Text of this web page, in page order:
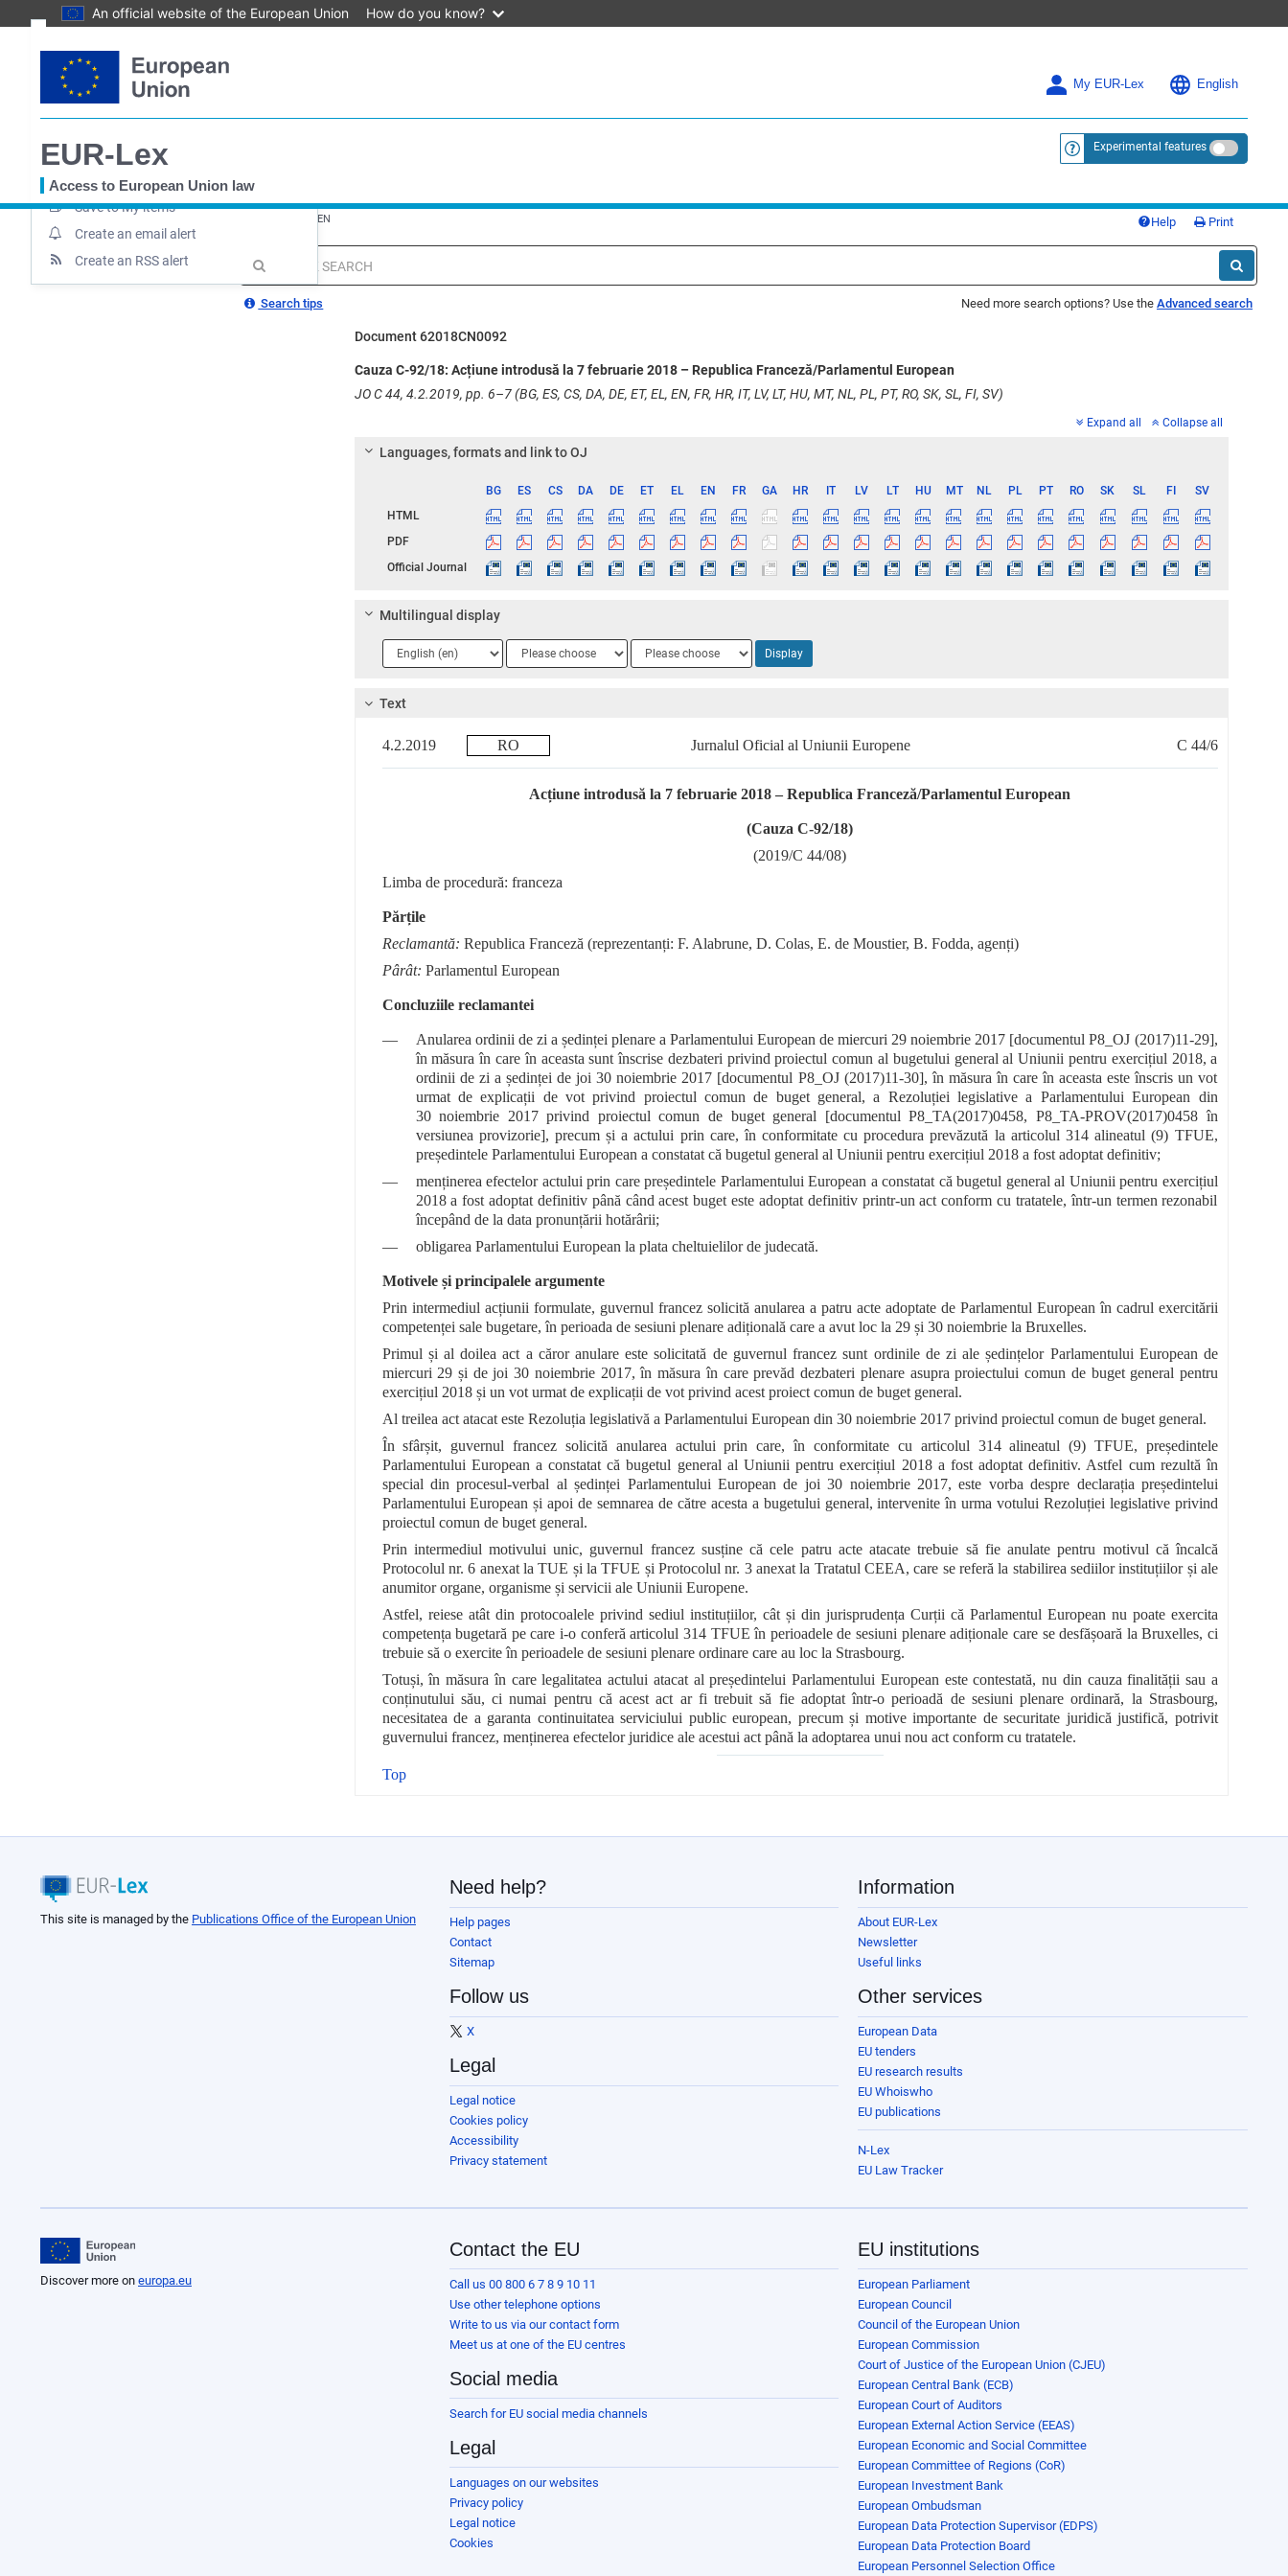
An official website of the European Union How do you know?
to
content
My EUR-Lex English
EUR-Lex
Access to European Union law
<a href="https://eur-lex.europa.eu/
Experimental features
You
are
here
EUR-Lex home EUR-Lex - 62018CN0092 - EN Help Print
MENU
search
Search tips Need more search options? Use the Advanced search
Document 62018CN0092
Document information
Case file
Permanent link
Download notice
Save to My items
Create an email alert
Create an RSS alert
Cauza C-92/18: Acțiune introdusă la 7 februarie 2018 – Republica Franceză/Parlamentul European
JO C 44, 4.2.2019, pp. 6–7 (BG, ES, CS, DA, DE, ET, EL, EN, FR, HR, IT, LV, LT, HU, MT, NL, PL, PT, RO, SK, SL, FI, SV)
Expand all Collapse all
Languages, formats and link to OJ
BG ES CS DA DE ET EL EN FR GA HR IT LV LT HU MT NL PL PT RO SK SL FI
SV
HTML
PDF
Official Journal
Multilingual display
Language
1
Language
2
Language
3
Display
Text
4.2.2019 RO Jurnalul Oficial al Uniunii Europene C 44/6
Acțiune introdusă la 7 februarie 2018 – Republica Franceză/Parlamentul European
(Cauza C-92/18)
(2019/C 44/08)
Limba de procedură: franceza
Părțile
Reclamantă: Republica Franceză (reprezentanți: F. Alabrune, D. Colas, E. de Moustier, B. Fodda, agenți)
Pârât: Parlamentul European
Concluziile reclamantei
—
Anularea ordinii de zi a ședinței plenare a Parlamentului European de miercuri 29 noiembrie 2017 [documentul P8_OJ (2017)11-29],
în măsura în care în aceasta sunt înscrise dezbateri privind proiectul comun al bugetului general al Uniunii pentru exercițiul 2018, a
ordinii de zi a ședinței de joi 30 noiembrie 2017 [documentul P8_OJ (2017)11-30], în măsura în care în aceasta este înscris un vot
urmat de explicații de vot privind proiectul comun de buget general, a Rezoluției legislative a Parlamentului European din
30 noiembrie 2017 privind proiectul comun de buget general [documentul P8_TA(2017)0458, P8_TA-PROV(2017)0458 în
versiunea provizorie], precum și a actului prin care, în conformitate cu procedura prevăzută la articolul 314 alineatul (9) TFUE,
președintele Parlamentului European a constatat că bugetul general al Uniunii pentru exercițiul 2018 a fost adoptat definitiv;
—
menținerea efectelor actului prin care președintele Parlamentului European a constatat că bugetul general al Uniunii pentru exercițiul
2018 a fost adoptat definitiv până când acest buget este adoptat definitiv printr-un act conform cu tratatele, într-un termen rezonabil
începând de la data pronunțării hotărârii;
—
obligarea Parlamentului European la plata cheltuielilor de judecată.
Motivele și principalele argumente
Prin intermediul acțiunii formulate, guvernul francez solicită anularea a patru acte adoptate de Parlamentul European în cadrul exercitării
competenței sale bugetare, în perioada de sesiuni plenare adițională care a avut loc la 29 și 30 noiembrie la Bruxelles.
Primul și al doilea act a căror anulare este solicitată de guvernul francez sunt ordinile de zi ale ședințelor Parlamentului European de
miercuri 29 și de joi 30 noiembrie 2017, în măsura în care prevăd dezbateri plenare asupra proiectului comun de buget general pentru
exercițiul 2018 și un vot urmat de explicații de vot privind acest proiect comun de buget general.
Al treilea act atacat este Rezoluția legislativă a Parlamentului European din 30 noiembrie 2017 privind proiectul comun de buget general.
În sfârșit, guvernul francez solicită anularea actului prin care, în conformitate cu articolul 314 alineatul (9) TFUE, președintele
Parlamentului European a constatat că bugetul general al Uniunii pentru exercițiul 2018 a fost adoptat definitiv. Astfel cum rezultă în
special din procesul-verbal al ședinței Parlamentului European de joi 30 noiembrie 2017, este vorba despre declarația președintelui
Parlamentului European și apoi de semnarea de către acesta a bugetului general, intervenite în urma votului Rezoluției legislative privind
proiectul comun de buget general.
Prin intermediul motivului unic, guvernul francez susține că cele patru acte atacate trebuie să fie anulate pentru motivul că încalcă
Protocolul nr. 6 anexat la TUE și la TFUE și Protocolul nr. 3 anexat la Tratatul CEEA, care se referă la stabilirea sediilor instituțiilor și ale
anumitor organe, organisme și servicii ale Uniunii Europene.
Astfel, reiese atât din protocoalele privind sediul instituțiilor, cât și din jurisprudența Curții că Parlamentul European nu poate exercita
competența bugetară pe care i-o conferă articolul 314 TFUE în perioadele de sesiuni plenare adiționale care se desfășoară la Bruxelles, ci
trebuie să o exercite în perioadele de sesiuni plenare ordinare care au loc la Strasbourg.
Totuși, în măsura în care legalitatea actului atacat al președintelui Parlamentului European este contestată, nu din cauza finalității sau a
conținutului său, ci numai pentru că acest act ar fi trebuit să fie adoptat într-o perioadă de sesiuni plenare ordinară, la Strasbourg,
necesitatea de a garanta continuitatea serviciului public european, precum și motive importante de securitate juridică justifică, potrivit
guvernului francez, menținerea efectelor juridice ale acestui act până la adoptarea unui nou act conform cu tratatele.
Top
This site is managed by the Publications Office of the European Union
Need help?
Help pages
Contact
Sitemap
Follow us
X
Legal
Legal notice
Cookies policy
Accessibility
Privacy statement
Information
About EUR-Lex
Newsletter
Useful links
Other services
European Data
EU tenders
EU research results
EU Whoiswho
EU publications
N-Lex
EU Law Tracker
Discover more on europa.eu
Contact the EU
Call us 00 800 6 7 8 9 10 11
Use other telephone options
Write to us via our contact form
Meet us at one of the EU centres
Social media
Search for EU social media channels
Legal
Languages on our websites
Privacy policy
Legal notice
Cookies
EU institutions
European Parliament
European Council
Council of the European Union
European Commission
Court of Justice of the European Union (CJEU)
European Central Bank (ECB)
European Court of Auditors
European External Action Service (EEAS)
European Economic and Social Committee
European Committee of Regions (CoR)
European Investment Bank
European Ombudsman
European Data Protection Supervisor (EDPS)
European Data Protection Board
European Personnel Selection Office